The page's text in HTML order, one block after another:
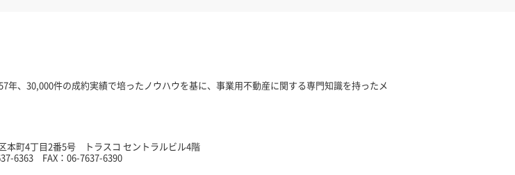
、30,000件の成約実績で培ったノウハウを基に、事業用不動産に関する専門知識を持ったメ
本町4丁目2番5号 トラスコ セントラルビル4階
6363 FAX：06-7637-6390